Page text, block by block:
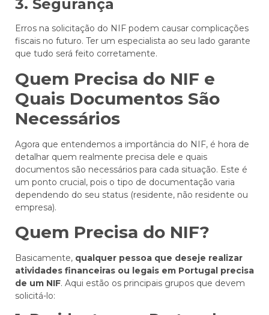
3. Segurança
Erros na solicitação do NIF podem causar complicações
fiscais no futuro. Ter um especialista ao seu lado garante
que tudo será feito corretamente.
Quem Precisa do NIF e
Quais Documentos São
Necessários
Agora que entendemos a importância do NIF, é hora de
detalhar quem realmente precisa dele e quais
documentos são necessários para cada situação. Este é
um ponto crucial, pois o tipo de documentação varia
dependendo do seu status (residente, não residente ou
empresa).
Quem Precisa do NIF?
Basicamente, qualquer pessoa que deseje realizar
atividades financeiras ou legais em Portugal precisa
de um NIF. Aqui estão os principais grupos que devem
solicitá-lo: